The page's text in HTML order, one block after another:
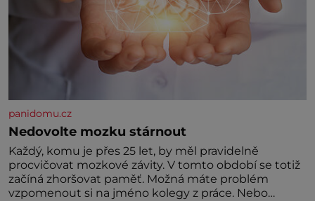
panidomu.cz
Nedovolte mozku stárnout
Každý, komu je přes 25 let, by měl pravidelně
procvičovat mozkové závity. V tomto období se totiž
začíná zhoršovat paměť. Možná máte problém
vzpomenout si na jméno kolegy z práce. Nebo